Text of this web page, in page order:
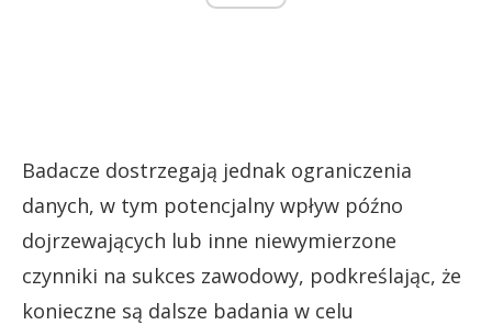
Badacze dostrzegają jednak ograniczenia
danych, w tym potencjalny wpływ późno
dojrzewających lub inne niewymierzone
czynniki na sukces zawodowy, podkreślając, że
konieczne są dalsze badania w celu